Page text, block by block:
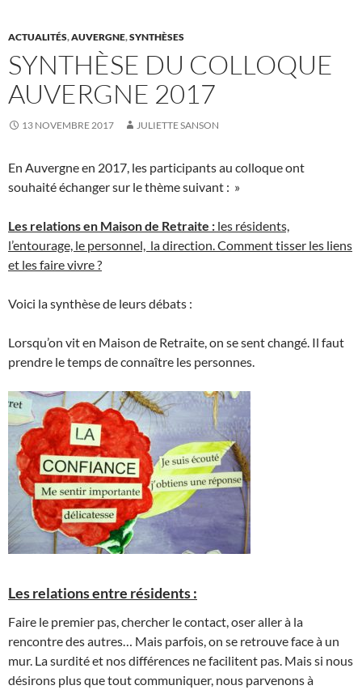
ACTUALITÉS,AUVERGNE,SYNTHÈSES
SYNTHÈSE DU COLLOQUE
AUVERGNE 2017
13 NOVEMBRE 2017 JULIETTE SANSON
En Auvergne en 2017, les participants au colloque ont
souhaité échanger sur le thème suivant : »
Les relations en Maison de Retraite : les résidents,
l’entourage, le personnel, la direction.Comment tisser les liens
et les faire vivre ?
Voici la synthèse de leurs débats :
Lorsqu’on vit en Maison de Retraite, on se sent changé. Il faut
prendre le temps de connaître les personnes.
Les relations entre résidents :
Faire le premier pas, chercher le contact, oser aller à la
rencontre des autres… Mais parfois, on se retrouve face à un
mur. La surdité et nos différences ne facilitent pas. Mais si nous
désirons plus que tout communiquer, nous parvenons à